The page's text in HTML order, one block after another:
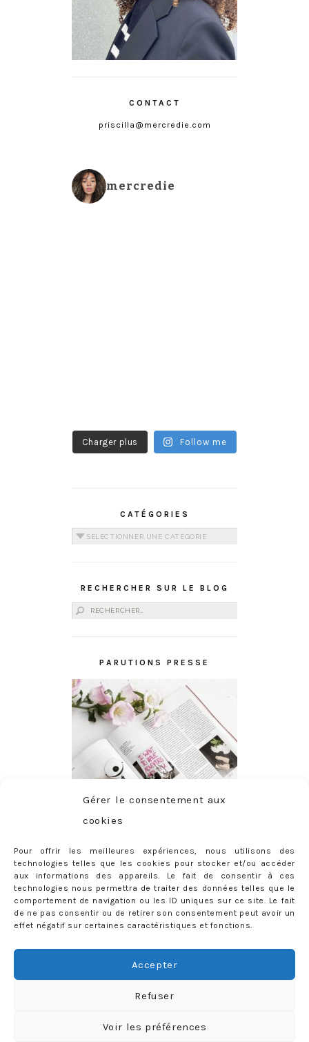
Gérer le consentement aux
cookies
Pour offrir les meilleures expériences, nous utilisons des
technologies telles que les cookies pour stocker et/ou accéder
aux informations des appareils. Le fait de consentir à ces
technologies nous permettra de traiter des données telles que le
comportement de navigation ou les ID uniques sur ce site. Le fait
de ne pas consentir ou de retirer son consentement peut avoir un
effet négatif sur certaines caractéristiques et fonctions.
Accepter
Refuser
Voir les préférences
CONTACT
priscilla@mercredie.com
mercredie
Charger plus Follow me
CATÉGORIES
Catégories
RECHERCHER SUR LE BLOG
Rechercher :
PARUTIONS PRESSE
ABONNEMENT
Adresse
Rejoignez les 398 autres abonnés